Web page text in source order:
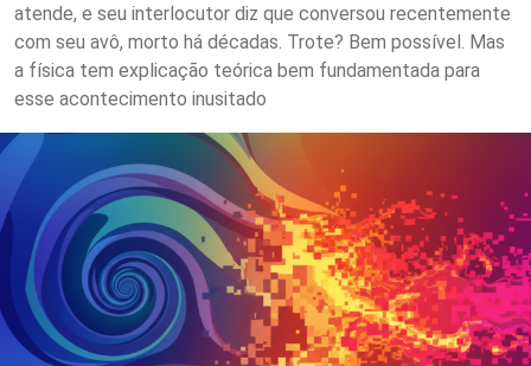
atende, e seu interlocutor diz que conversou recentemente
com seu avô, morto há décadas. Trote? Bem possível. Mas
a física tem explicação teórica bem fundamentada para
esse acontecimento inusitado